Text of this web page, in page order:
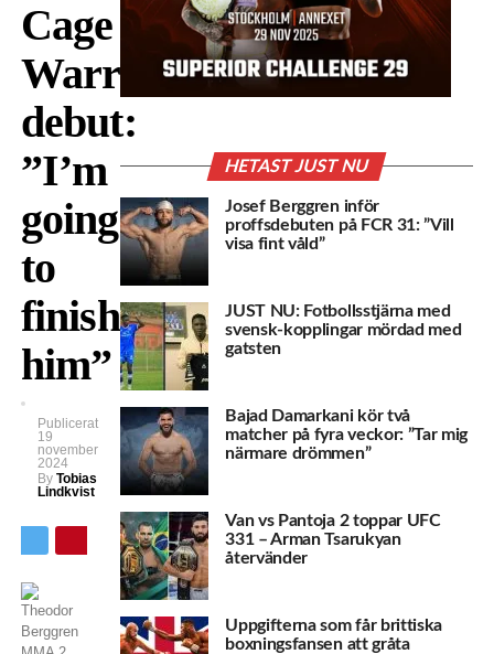
Cage
Warriors
debut:
”I’m
going
to
finish
him”
Publicerat
19
november
2024
By Tobias
Lindkvist
HETAST JUST NU
Josef Berggren inför
proffsdebuten på FCR 31: ”Vill
visa fint våld”
JUST NU: Fotbollsstjärna med
svensk-kopplingar mördad med
gatsten
Bajad Damarkani kör två
matcher på fyra veckor: ”Tar mig
närmare drömmen”
Van vs Pantoja 2 toppar UFC
331 – Arman Tsarukyan
återvänder
Uppgifterna som får brittiska
boxningsfansen att gråta